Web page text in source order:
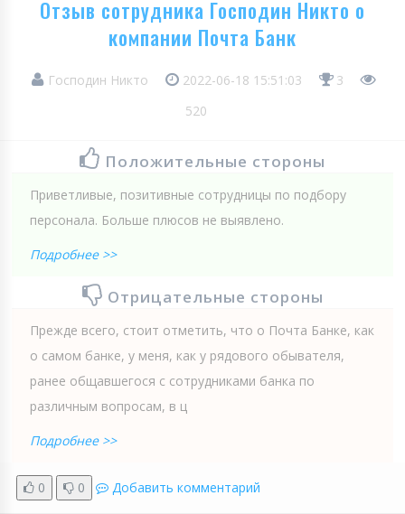
Отзыв сотрудника Господин Никто о
компании Почта Банк
Господин Никто 2022-06-18 15:51:03
3
520
Положительные стороны
Приветливые, позитивные сотрудницы по подбору
персонала. Больше плюсов не выявлено.
Подробнее >>
Отрицательные стороны
Прежде всего, стоит отметить, что о Почта Банке, как
о самом банке, у меня, как у рядового обывателя,
ранее общавшегося с сотрудниками банка по
различным вопросам, в ц
Подробнее >>
0 0 Добавить комментарий